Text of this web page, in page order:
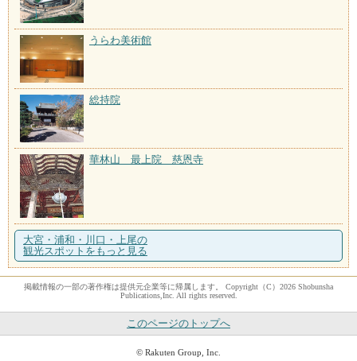
うらわ美術館
総持院
華林山 最上院 慈恩寺
大宮・浦和・川口・上尾の
観光スポットをもっと見る
掲載情報の一部の著作権は提供元企業等に帰属します。 Copyright（C）2026 Shobunsha
Publications,Inc. All rights reserved.
このページのトップへ
© Rakuten Group, Inc.